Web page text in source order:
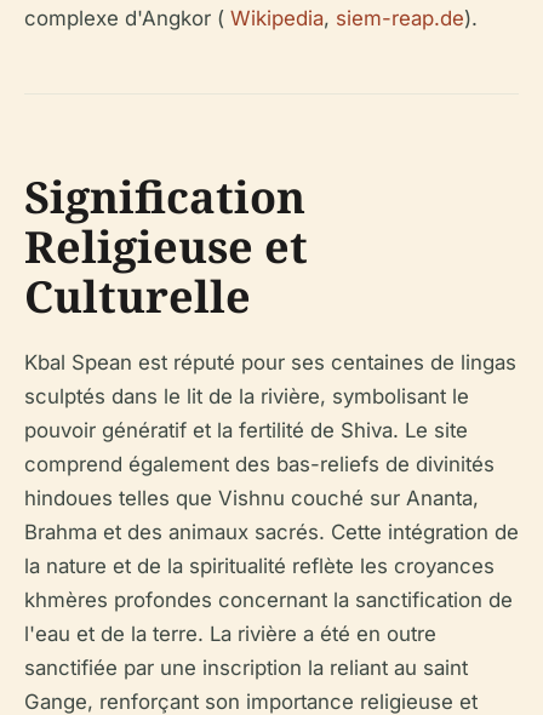
complexe d'Angkor ( Wikipedia, siem-reap.de).
Signification
Religieuse et
Culturelle
Kbal Spean est réputé pour ses centaines de lingas
sculptés dans le lit de la rivière, symbolisant le
pouvoir génératif et la fertilité de Shiva. Le site
comprend également des bas-reliefs de divinités
hindoues telles que Vishnu couché sur Ananta,
Brahma et des animaux sacrés. Cette intégration de
la nature et de la spiritualité reflète les croyances
khmères profondes concernant la sanctification de
l'eau et de la terre. La rivière a été en outre
sanctifiée par une inscription la reliant au saint
Gange, renforçant son importance religieuse et